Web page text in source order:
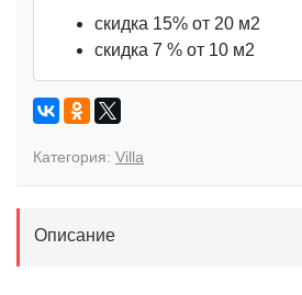
скидка 15% от 20 м2
скидка 7 % от 10 м2
Категория: Villa
Описание